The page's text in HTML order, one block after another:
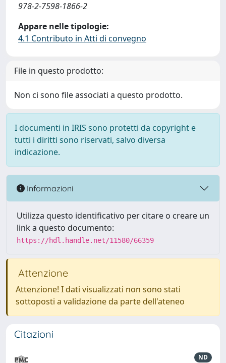
978-2-7598-1866-2
Appare nelle tipologie:
4.1 Contributo in Atti di convegno
File in questo prodotto:
Non ci sono file associati a questo prodotto.
I documenti in IRIS sono protetti da copyright e
tutti i diritti sono riservati, salvo diversa
indicazione.
Informazioni
Utilizza questo identificativo per citare o creare un
link a questo documento:
https://hdl.handle.net/11580/66359
Attenzione
Attenzione! I dati visualizzati non sono stati
sottoposti a validazione da parte dell'ateneo
Citazioni
ND